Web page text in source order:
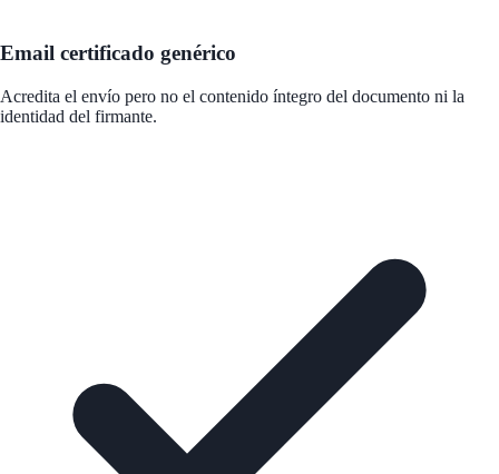
Email certificado genérico
Acredita el envío pero no el contenido íntegro del documento ni la
identidad del firmante.